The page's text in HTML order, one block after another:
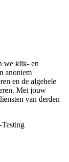
we klik- en
anoniem
en de algehele
Met jouw
van derden